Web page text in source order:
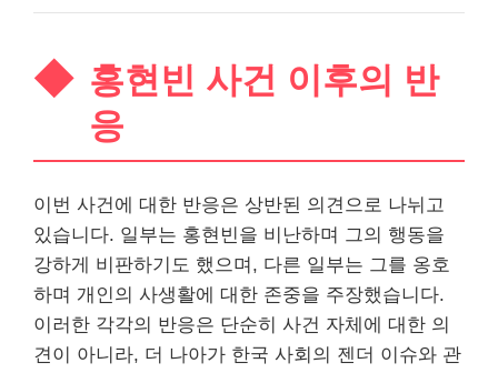
홍현빈 사건 이후의 반
응
이번 사건에 대한 반응은 상반된 의견으로 나뉘고
있습니다. 일부는 홍현빈을 비난하며 그의 행동을
강하게 비판하기도 했으며, 다른 일부는 그를 옹호
하며 개인의 사생활에 대한 존중을 주장했습니다.
이러한 각각의 반응은 단순히 사건 자체에 대한 의
견이 아니라, 더 나아가 한국 사회의 젠더 이슈와 관